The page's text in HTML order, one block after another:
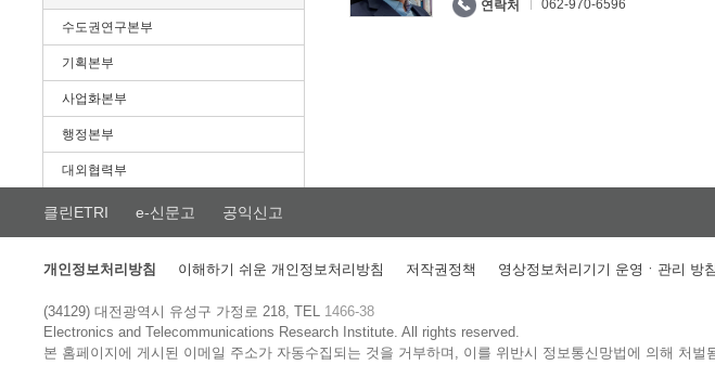
수도권연구본부
기획본부
사업화본부
행정본부
대외협력부
연락처 062-970-6596
클린ETRI e-신문고 공익신고
개인정보처리방침 이해하기 쉬운 개인정보처리방침 저작권정책 영상정보처리기기 운영ㆍ관리 방침
(34129) 대전광역시 유성구 가정로 218, TEL 1466-38
Electronics and Telecommunications Research Institute.All rights reserved.
본 홈페이지에 게시된 이메일 주소가 자동수집되는 것을 거부하며, 이를 위반시 정보통신망법에 의해 처벌